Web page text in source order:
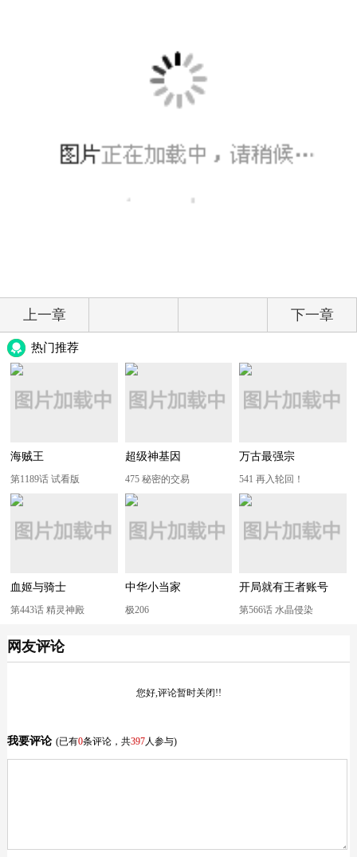
上一章 下一章
热门推荐
海贼王
第1189话 试看版
超级神基因
475 秘密的交易
万古最强宗
541 再入轮回！
血姬与骑士
第443话 精灵神殿
中华小当家
极206
开局就有王者账号
第566话 水晶侵染
网友评论
您好,评论暂时关闭!!
我要评论 (已有0条评论，共397人参与)